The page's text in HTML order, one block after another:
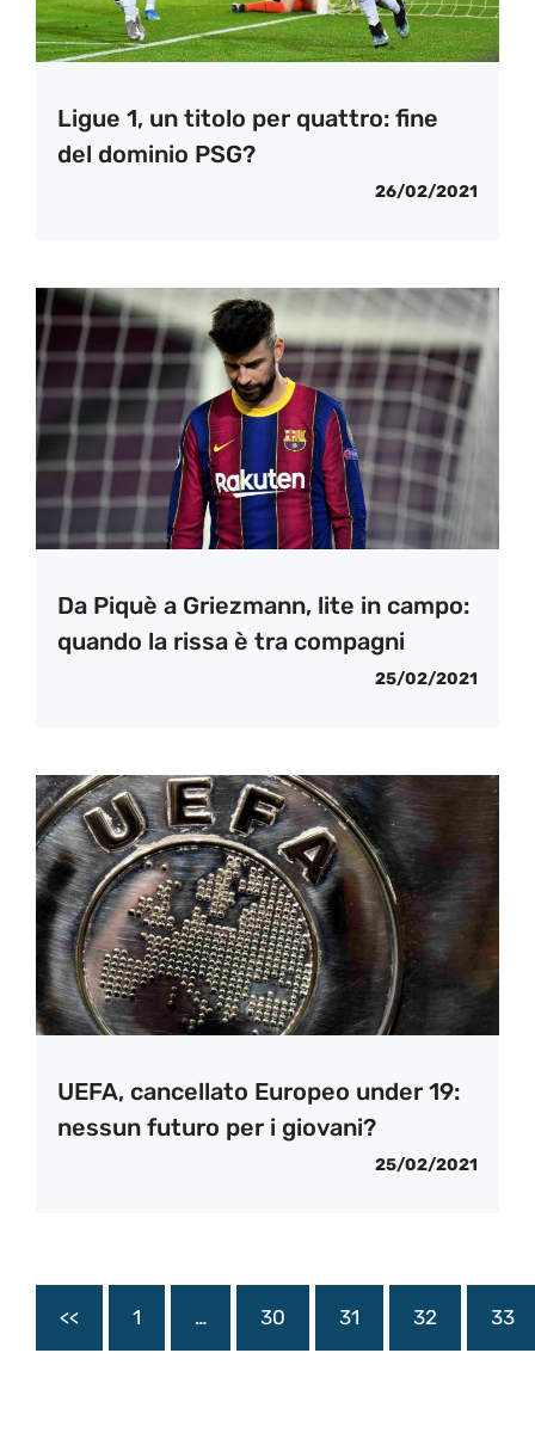
Ligue 1, un titolo per quattro: fine
del dominio PSG?
26/02/2021
Da Piquè a Griezmann, lite in campo:
quando la rissa è tra compagni
25/02/2021
UEFA, cancellato Europeo under 19:
nessun futuro per i giovani?
25/02/2021
<< 1 … 30 31 32 33